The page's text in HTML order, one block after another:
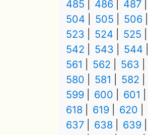
485 486 487
504
505 506
523
524 525
542
543 544
561
562 563
580
581 582
599
600 601
618
619 620
637
638 639